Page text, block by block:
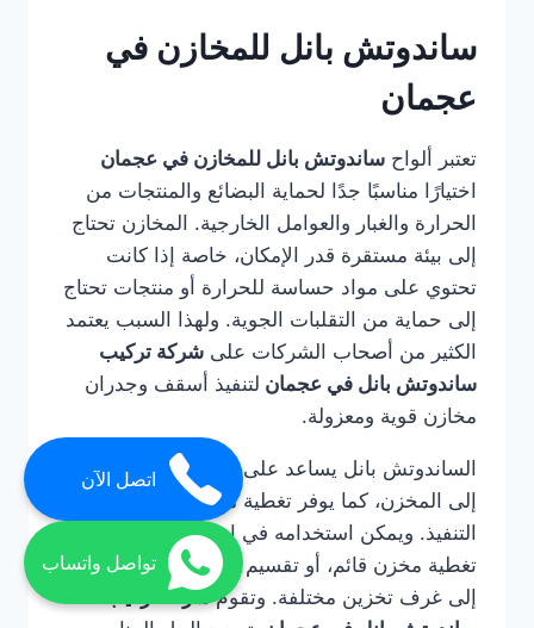
ساندوتش بانل للمخازن في
عجمان
تعتبر ألواح ساندوتش بانل للمخازن في عجمان
اختيارًا مناسبًا جدًا لحماية البضائع والمنتجات من
الحرارة والغبار والعوامل الخارجية. المخازن تحتاج
إلى بيئة مستقرة قدر الإمكان، خاصة إذا كانت
تحتوي على مواد حساسة للحرارة أو منتجات تحتاج
إلى حماية من التقلبات الجوية. ولهذا السبب يعتمد
الكثير من أصحاب الشركات على شركة تركيب
ساندوتش بانل في عجمان لتنفيذ أسقف وجدران
مخازن قوية ومعزولة.
الساندوتش بانل يساعد على تقليل دخول الحرارة
إلى المخزن، كما يوفر تغطية منظمة وسريعة
التنفيذ. ويمكن استخدامه في إنشاء مخزن كامل، أو
تغطية مخزن قائم، أو تقسيم المساحات الداخلية
إلى غرف تخزين مختلفة. وتقومشركة تركيب
اتصل الآن
تواصل واتساب